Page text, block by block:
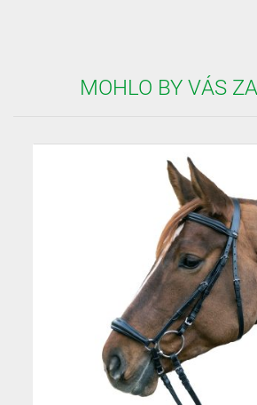
MOHLO BY VÁS